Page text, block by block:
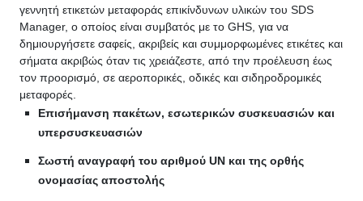
γεννητή ετικετών μεταφοράς επικίνδυνων υλικών του SDS
Manager, ο οποίος είναι συμβατός με το GHS, για να
δημιουργήσετε σαφείς, ακριβείς και συμμορφωμένες ετικέτες και
σήματα ακριβώς όταν τις χρειάζεστε, από την προέλευση έως
τον προορισμό, σε αεροπορικές, οδικές και σιδηροδρομικές
μεταφορές.
Επισήμανση πακέτων, εσωτερικών συσκευασιών και
υπερσυσκευασιών
Σωστή αναγραφή του αριθμού UN και της ορθής
ονομασίας αποστολής